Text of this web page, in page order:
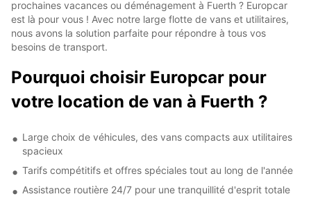
prochaines vacances ou déménagement à Fuerth ? Europcar
est là pour vous ! Avec notre large flotte de vans et utilitaires,
nous avons la solution parfaite pour répondre à tous vos
besoins de transport.
Pourquoi choisir Europcar pour
votre location de van à Fuerth ?
Large choix de véhicules, des vans compacts aux utilitaires
spacieux
Tarifs compétitifs et offres spéciales tout au long de l'année
Assistance routière 24/7 pour une tranquillité d'esprit totale